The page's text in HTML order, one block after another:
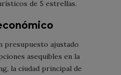
de 5 estrellas.
presupuesto ajustado
asequibles en la
la ciudad principal de